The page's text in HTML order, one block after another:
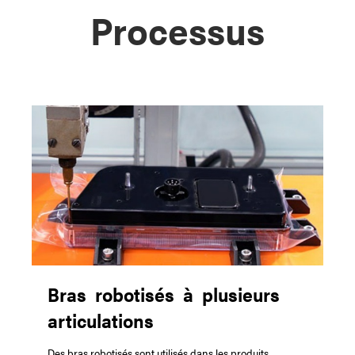
Processus
Bras robotisés à plusieurs
articulations